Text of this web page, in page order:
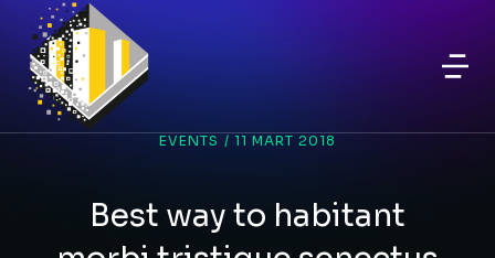
EVENTS / 11 MART 2018
Best way to habitant